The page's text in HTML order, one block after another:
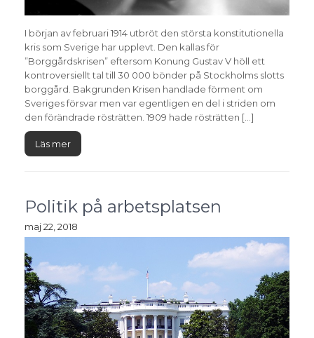
I början av februari 1914 utbröt den största konstitutionella
kris som Sverige har upplevt. Den kallas för
”Borggårdskrisen” eftersom Konung Gustav V höll ett
kontroversiellt tal till 30 000 bönder på Stockholms slotts
borggård. Bakgrunden Krisen handlade förment om
Sveriges försvar men var egentligen en del i striden om
den förändrade rösträtten. 1909 hade rösträtten […]
Läs mer
Politik på arbetsplatsen
maj 22, 2018